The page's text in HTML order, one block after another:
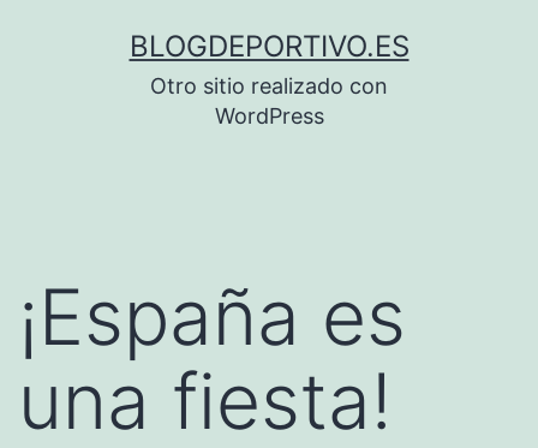
BLOGDEPORTIVO.ES
Otro sitio realizado con
WordPress
¡España es
una fiesta!